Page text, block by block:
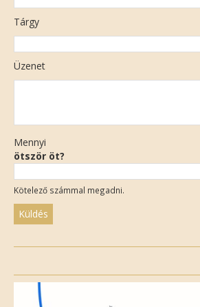
Tárgy
Üzenet
Mennyi
ötször öt?
Kötelező számmal megadni.
field
empty.